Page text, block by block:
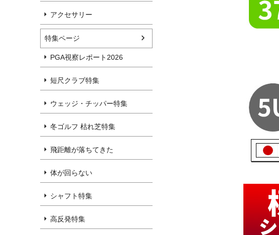
アクセサリー
特集ページ
PGA視察レポート2026
短尺クラブ特集
ウェッジ・チッパー特集
冬ゴルフ 枯れ芝特集
飛距離が落ちてきた
体が回らない
シャフト特集
高反発特集